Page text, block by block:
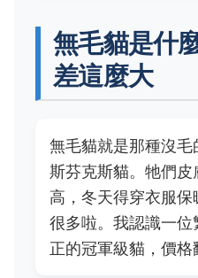
無毛貓是什
差這麼大
無毛貓就是那種沒
斯芬克斯貓。牠們
高，冬天得穿衣服
很多啦。我認識一
正的冠軍級貓，價格